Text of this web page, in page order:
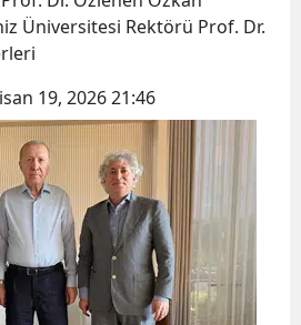
Bitlis
Çorum
Üniversitesi Rektörü Prof. Dr.
19, 2026 21:46